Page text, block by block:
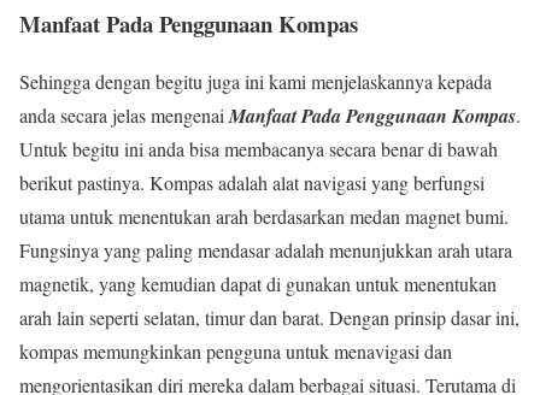
Manfaat Pada Penggunaan Kompas
Sehingga dengan begitu juga ini kami menjelaskannya kepada
anda secara jelas mengenaiManfaat Pada Penggunaan Kompas.
Untuk begitu ini anda bisa membacanya secara benar di bawah
berikut pastinya. Kompas adalah alat navigasi yang berfungsi
utama untuk menentukan arah berdasarkan medan magnet bumi.
Fungsinya yang paling mendasar adalah menunjukkan arah utara
magnetik, yang kemudian dapat di gunakan untuk menentukan
arah lain seperti selatan, timur dan barat. Dengan prinsip dasar ini,
kompas memungkinkan pengguna untuk menavigasi dan
mengorientasikan diri mereka dalam berbagai situasi. Terutama di